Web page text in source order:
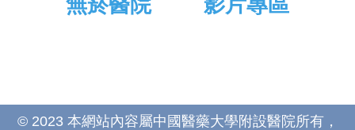
© 2023 本網站內容屬中國醫藥大學附設醫院所有，